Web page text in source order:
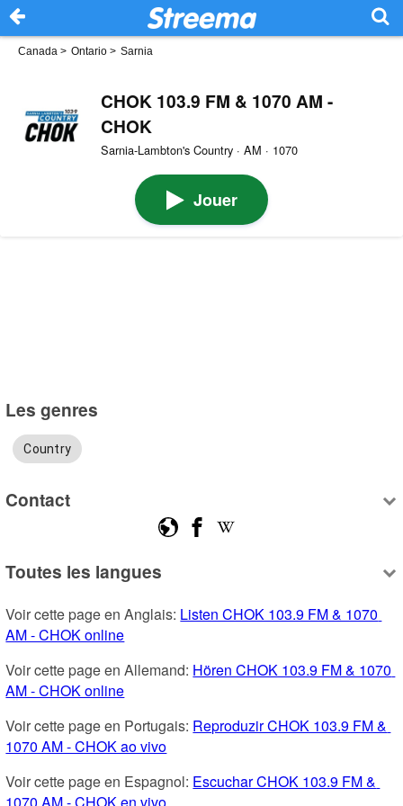
Canada > Ontario > Sarnia
CHOK 103.9 FM & 1070 AM -
CHOK
Sarnia-Lambton's Country · AM · 1070
Jouer
Les genres
Country
Contact
Toutes les langues
Voir cette page en Anglais: Listen CHOK 103.9 FM & 1070
AM - CHOK online
Voir cette page en Allemand: Hören CHOK 103.9 FM & 1070
AM - CHOK online
Voir cette page en Portugais: Reproduzir CHOK 103.9 FM &
1070 AM - CHOK ao vivo
Voir cette page en Espagnol: Escuchar CHOK 103.9 FM &
1070 AM - CHOK en vivo